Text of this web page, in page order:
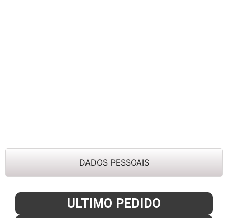
DADOS PESSOAIS
ULTIMO PEDIDO